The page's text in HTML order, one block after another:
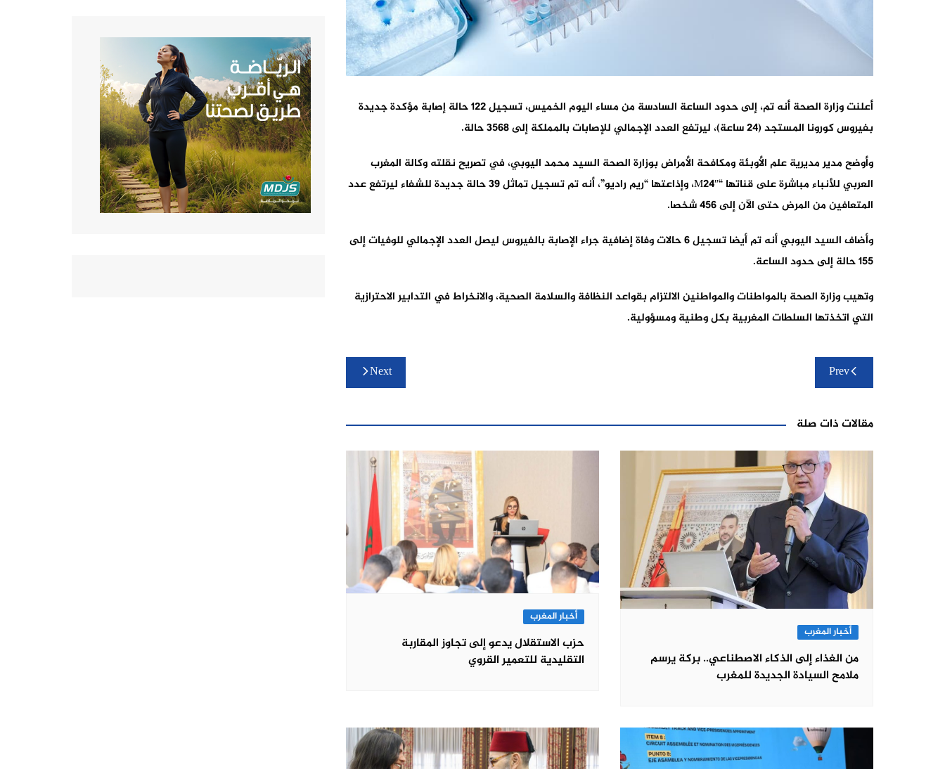
أعلنت وزارة الصحة أنه تم، إلى حدود الساعة السادسة من مساء اليوم الخميس، تسجيل 122 حالة إصابة مؤكدة جديدة
بفيروس كورونا المستجد (24 ساعة)، ليرتفع العدد الإجمالي للإصابات بالمملكة إلى 3568 حالة.
وأوضح مدير مديرية علم الأوبئة ومكافحة الأمراض بوزارة الصحة السيد محمد اليوبي، في تصريح نقلته وكالة المغرب
العربي للأنباء مباشرة على قناتها “M24″، وإذاعتها “ريم راديو”، أنه تم تسجيل تماثل 39 حالة جديدة للشفاء ليرتفع عدد
المتعافين من المرض حتى الآن إلى 456 شخصا.
وأضاف السيد اليوبي أنه تم أيضا تسجيل 6 حالات وفاة إضافية جراء الإصابة بالفيروس ليصل العدد الإجمالي للوفيات إلى
155 حالة إلى حدود الساعة.
وتهيب وزارة الصحة بالمواطنات والمواطنين الالتزام بقواعد النظافة والسلامة الصحية، والانخراط في التدابير الاحترازية
التي اتخذتها السلطات المغربية بكل وطنية ومسؤولية.
تصفّح
المقالاتPrev
Next
مقالات ذات صلة
أخبار المغرب
من الغذاء إلى الذكاء الاصطناعي.. بركة يرسم
ملامح السيادة الجديدة للمغرب
أخبار المغرب
حزب الاستقلال يدعو إلى تجاوز المقاربة
التقليدية للتعمير القروي